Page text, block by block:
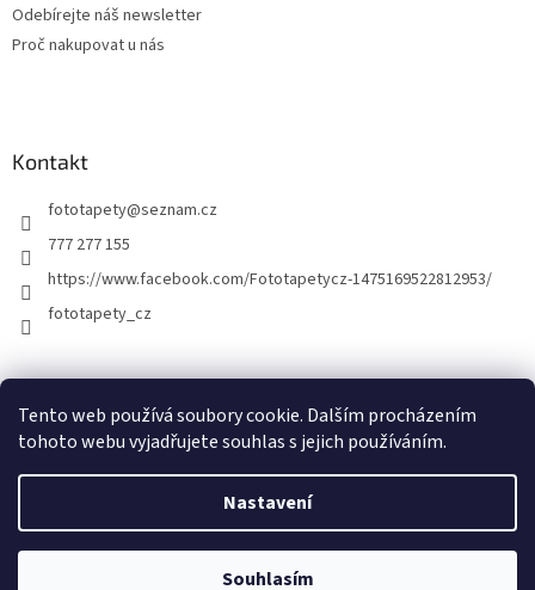
Tento web používá soubory cookie. Dalším procházením
tohoto webu vyjadřujete souhlas s jejich používáním.
Nastavení
Souhlasím
Odebírejte náš newsletter
Proč nakupovat u nás
Kontakt
fototapety@seznam.cz
777 277 155
https://www.facebook.com/Fototapetycz-1475169522812953/
fototapety_cz
Vytvořil Shoptet
FOTOTAPETY.CZ. Všechna práva vyhrazena.